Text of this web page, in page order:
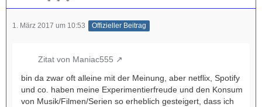
1. März 2017 um 10:53 Offizieller Beitrag
Zitat von Maniac555
bin da zwar oft alleine mit der Meinung, aber netflix, Spotify
und co. haben meine Experimentierfreude und den Konsum
von Musik/Filmen/Serien so erheblich gesteigert, dass ich